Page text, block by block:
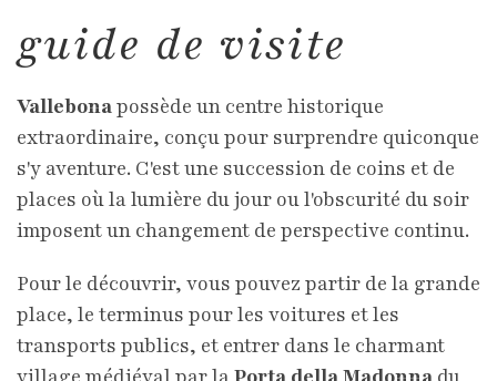
guide de visite
Vallebonapossède un centre historique
extraordinaire, conçu pour surprendre quiconque
s'y aventure. C'est une succession de coins et de
places où la lumière du jour ou l'obscurité du soir
imposent un changement de perspective continu.
Pour le découvrir, vous pouvez partir de la grande
place, le terminus pour les voitures et les
transports publics, et entrer dans le charmant